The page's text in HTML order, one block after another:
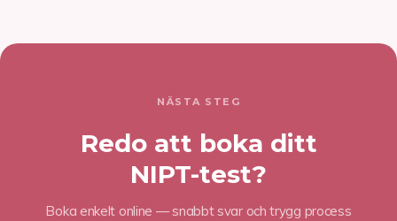
NÄSTA STEG
Redo att boka ditt
NIPT-test?
Boka enkelt online — snabbt svar och trygg process